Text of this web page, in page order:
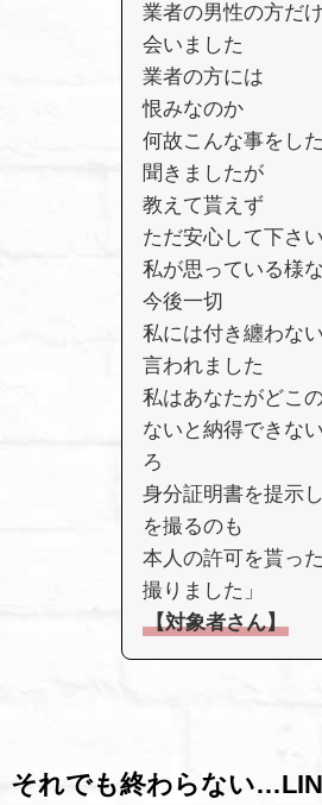
業者の男性の方だけ
会いました
業者の方には
恨みなのか
何故こんな事をし
聞きましたが
教えて貰えず
ただ安心して下さい
私が思っている様
今後一切
私には付き纏わな
言われました
私はあなたがどこ
ないと納得できな
ろ
身分証明書を提示
を撮るのも
本人の許可を貰っ
撮りました」
【対象者さん】
それでも終わらない